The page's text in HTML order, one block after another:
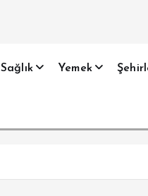
Sağlık Yemek